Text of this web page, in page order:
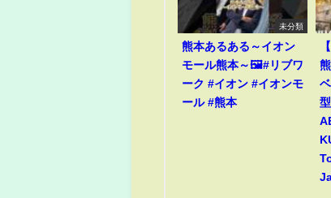
未分類
熊本あるある～イオン
モール熊本～🖼️#リブワ
ーク #イオン #イオンモ
ール #熊本